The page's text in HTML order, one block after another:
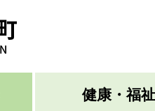
健康・福祉